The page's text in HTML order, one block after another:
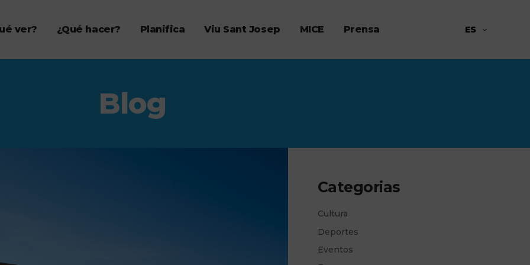
ver? ¿Qué hacer? Planifica Viu Sant Josep MICE Prensa ES
Blog
Categorias
Cultura
Deportes
Eventos